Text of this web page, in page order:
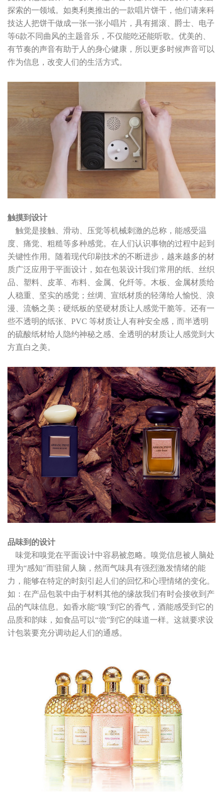
探索的一领域。如奥利奥推出的一款唱片饼干，他们请来科
技达人把饼干做成一张一张小唱片，具有摇滚、爵士、电子
等6款不同曲风的主题音乐，不仅能吃还能听歌。优美的、
有节奏的声音有助于人的身心健康，所以更多时候声音可以
作为信息，改变人们的生活方式。
触摸到设计
触觉是接触、滑动、压觉等机械刺激的总称，能感受温
度、痛觉、粗糙等多种感觉。在人们认识事物的过程中起到
关键性作用。随着现代印刷技术的不断进步，越来越多的材
质广泛应用于平面设计，如在包装设计我们常用的纸、丝织
品、塑料、皮革、布料、金属、化纤等。木板、金属材质给
人稳重、坚实的感觉；丝绸、宣纸材质的轻薄给人愉悦、浪
漫、流畅之美；硬纸板的坚硬材质让人感觉干脆等。还有一
些不透明的纸张、PVC 等材质让人有种安全感，而半透明
的硫酸纸材给人隐约神秘之感、全透明的材质让人感觉到大
方直白之美。
品味到的设计
味觉和嗅觉在平面设计中容易被忽略。嗅觉信息被人脑处
理为“感知"而驻留人脑，然而气味具有强烈激发情绪的能
力，能够在特定的时刻引起人们的回忆和心理情绪的变化。
如：在产品包装中由于材料其他的缘故我们有时会接收到产
品的气味信息。如香水能“嗅”到它的香气，酒能感受到它的
品质和韵味，如食品可以“尝”到它的味道一样。这就要求设
计包装要充分调动起人们的通感。